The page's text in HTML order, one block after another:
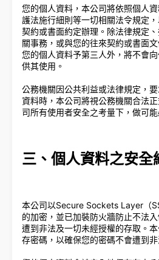
您的個人資料，本公司將依照個人
護法施行細則等一切相關法令規定
契約或書面約定辦理。除法律規定
關事務，或與您的往來契約或書面
您的個人資料予第三人外，將不會
供其使用。
公務機關因公共利益或法律規定，
資料時，本公司將視公務機關合法
司所有使用者安全之考量下，做可能
三、個人資料之安全
本公司以Secure Sockets Layer（
的加密，並已加裝防火牆防止不法
遭到非法及一切未經授權的存取。
存密碼，以確保您的密碼不會遭到非